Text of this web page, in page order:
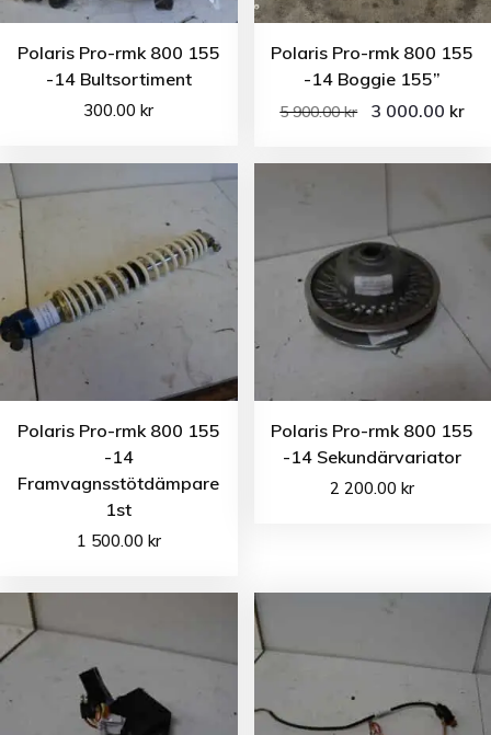
Polaris Pro-rmk 800 155
-14 Bultsortiment
300.00kr
Polaris Pro-rmk 800 155
-14 Boggie 155”
5 900.00kr 3 000.00 kr
Polaris Pro-rmk 800 155
-14
Framvagnsstötdämpare
1st
1 500.00 kr
Polaris Pro-rmk 800 155
-14 Sekundärvariator
2 200.00kr